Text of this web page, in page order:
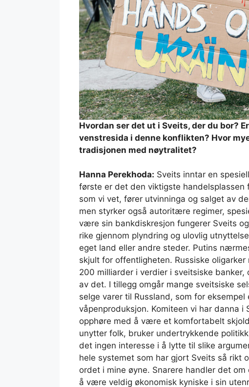
Hvordan ser det ut i Sveits, der du bor?
venstresida i denne konflikten? Hvor
tradisjonen med nøytralitet?
Hanna Perekhoda: Sveits inntar en
første er det den viktigste handelsplassen
som vi vet, fører utvinninga og salget av
men styrker også autoritære regimer,
være sin bankdiskresjon fungerer Sveits
rike gjennom plyndring og ulovlig
eget land eller andre steder. Putins
skjult for offentligheten. Russiske
200 milliarder i verdier i sveitsiske
av det. I tillegg omgår mange sveitsiske
selge varer til Russland, som for
våpenproduksjon. Komiteen vi har danna i
opphøre med å være et komfortabelt
unytter folk, bruker undertrykkende
det ingen interesse i å lytte til slike
hele systemet som har gjort Sveits så rikt
ordet i mine øyne. Snarere handler det
å være veldig økonomisk kyniske i sin